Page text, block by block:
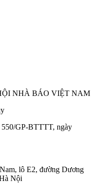
NHÀ BÁO VIỆT NAM
550/GP-BTTTT, ngày
lô E2, đường Dương
Nội